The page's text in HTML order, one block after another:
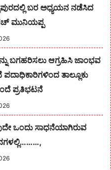
ಬರ ಅಧ್ಯಯನ ನಡೆಸಿದ
ಮುನಿಯಪ್ಪ
ಬಗಹರಿಸಲು ಆಗ್ರಹಿಸಿ ಜಾಂಭವ
ತಾಲ್ಲೂಕು
ಪ್ರತಿಭಟನೆ
ಒಂದು ಸಾಧನೆಯಾಗಿರುವ